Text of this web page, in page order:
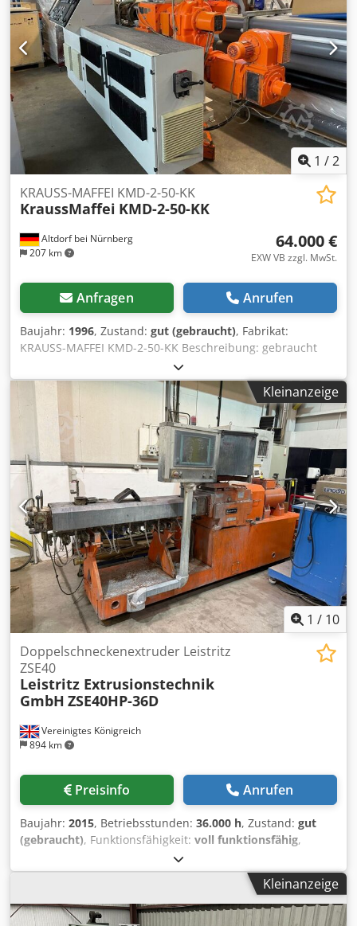
Einwellenextruder, Bj. ca1973 - Durchsatz 800kg/h -
Umbau auf neuen Antrieb + Getriebe 2016 -
Schneckendurchmesser 200mm - Schneckenlänge
5266mm - Verfahrenstechnische Länge 26,3D - Geometrie:
Einzug - Barriere - Mischteil - Material Schnecke: nitrierter
Stahl - Technische Unterlagen Zwischenverkauf
vorbehalten Anfragen bitte nur per E-Mail Hinweis: Die
Maschine ist noch installiert, und kann vor Ort besichtigt
werden. Der Käufer muss sie selbst ausbauen und den
Versand organisieren. Dies ist nicht Teil des
Angebotspreises.
1 /2
Altdorf bei Nürnberg
207 km
KRAUSS-MAFFEI KMD-2-50-KK
KraussMaffei KMD-2-50-KK
64.000 €
EXW VB zzgl. MwSt.
Anfragen Anrufen
Baujahr: 1996, Zustand: gut (gebraucht), Fabrikat:
KRAUSS-MAFFEI KMD-2-50-KK Beschreibung: gebraucht
funktionstüchtig Typ: KMD-2-50-KK Cjdpfxjh Nmt Ds Agusrf
Ausstoßleistung: max. ca. 140-180 kg/h bei H-PVC-Rohren,
je nach Material und Produkt können diese variieren
Baujahr:1996 Schneckendurchmesser:50-103 mm (konisch)
Schneckenlänge: 1300 mm Schneckendrehzahl: max. 43
m/min. Antriebsmotor: Gleichstrommotor 25 kW Zylinder
Heiz-/Kühlzonen: 4/3 (Ölkühlung) Einlaufstück Heizzone: 1
Werkzeug Heizzonen: 5 Ausrüstung: Dosiergerät mit
Trichter, Vakuumpumpe für Zylinderentgasung,
Zylinderkühlaggregat, Schneckentemperierung Getriebe:
Getriebe, wurde bei 53.000 Std. eingebaut. Überholte
Schnecken und der Zylinder Bemerkung: jetzige Laufzeit
beträgt 62.590 Std.
Kleinanzeige
1 / 10
Vereinigtes Königreich
894 km
Doppelschneckenextruder Leistritz
ZSE40
Leistritz Extrusionstechnik
GmbH ZSE40HP-36D
Preisinfo Anrufen
Baujahr: 2015, Betriebsstunden: 36.000 h, Zustand: gut
(gebraucht), Funktionsfähigkeit: voll funktionsfähig,
Maschinen-/Fahrzeugnummer:
36D Baujahr: 2015 Leistung: 55kW Drehzahl: 600rpm Inkl.
Düsenkopf mit 6 Löcher Codpfjx Sq I Nsx Agujrf Inkl.
Volumetrische Dosierung von Brabender Anwendung
Kleinanzeige